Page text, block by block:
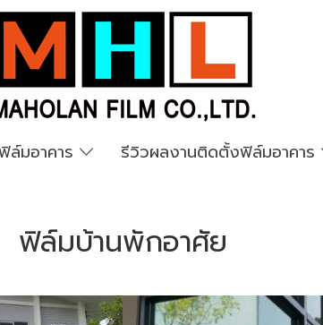
ล์มอาคาร รีวิวผลงานติดตั้งฟิล์มอาคาร
ฟิล์มบ้านพักอาศัย